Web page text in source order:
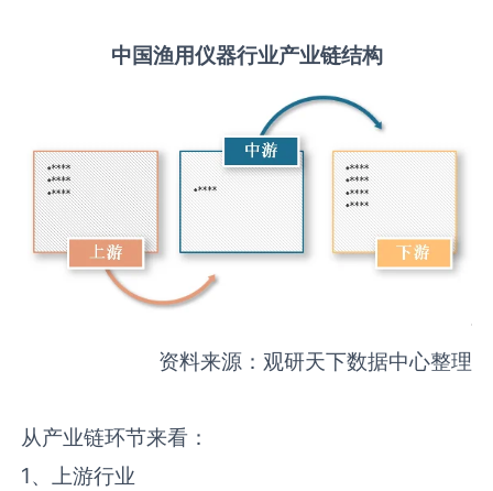
中国渔用仪器行业产业链结构
资料来源：观研天下数据中心整理
从产业链环节来看：
1、上游行业